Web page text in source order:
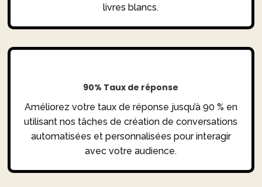
livres blancs.
90% Taux de réponse
Améliorez votre taux de réponse jusqu’à 90 % en
utilisant nos tâches de création de conversations
automatisées et personnalisées pour interagir
avec votre audience.